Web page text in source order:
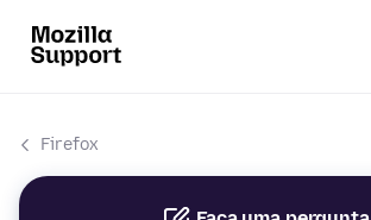
Firefox